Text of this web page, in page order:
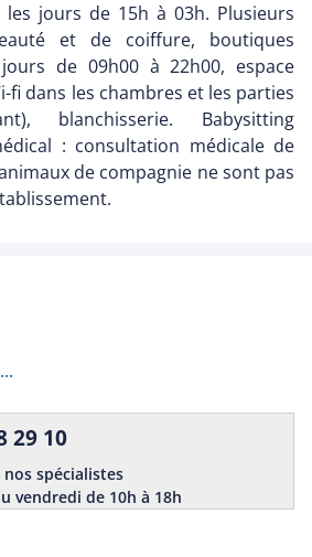
jours de 15h à 03h. Plusieurs
et de coiffure, boutiques
de 09h00 à 22h00, espace
fi dans les chambres et les parties
blanchisserie. Babysitting
: consultation médicale de
de compagnie ne sont pas
29 10
spécialistes
vendredi de 10h à 18h